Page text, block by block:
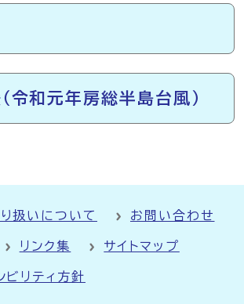
令和元年房総半島台風）
扱いについて お問い合わせ
リンク集 サイトマップ
ビリティ方針